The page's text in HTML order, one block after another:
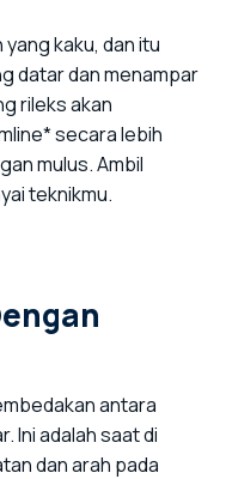
kaku, dan itu
datar dan menampar
rileks akan
secara lebih
mulus. Ambil
teknikmu.
antara
Ini adalah saat di
dan arah pada